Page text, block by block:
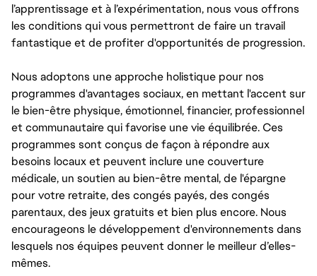
l’apprentissage et à l’expérimentation, nous vous offrons
les conditions qui vous permettront de faire un travail
fantastique et de profiter d'opportunités de progression.
Nous adoptons une approche holistique pour nos
programmes d'avantages sociaux, en mettant l'accent sur
le bien-être physique, émotionnel, financier, professionnel
et communautaire qui favorise une vie équilibrée. Ces
programmes sont conçus de façon à répondre aux
besoins locaux et peuvent inclure une couverture
médicale, un soutien au bien-être mental, de l'épargne
pour votre retraite, des congés payés, des congés
parentaux, des jeux gratuits et bien plus encore. Nous
encourageons le développement d'environnements dans
lesquels nos équipes peuvent donner le meilleur d’elles-
mêmes.